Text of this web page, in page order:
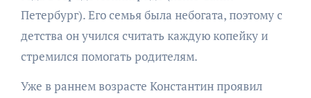
Петербург). Его семья была небогата, поэтому с
детства он учился считать каждую копейку и
стремился помогать родителям.
Уже в раннем возрасте Константин проявил